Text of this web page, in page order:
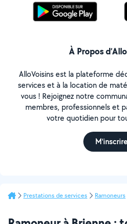
À Propos
AlloVoisins est la plateforme
services et à la location de
vous ! Rejoignez notre
membres, professionnels et
votre quotidien pour
M'inscrire
Prestations de services Ramoneurs